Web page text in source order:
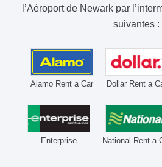
l’Aéroport de Newark par
suivantes :
Alamo Rent a Car Dollar Rent a
Enterprise National Rent a